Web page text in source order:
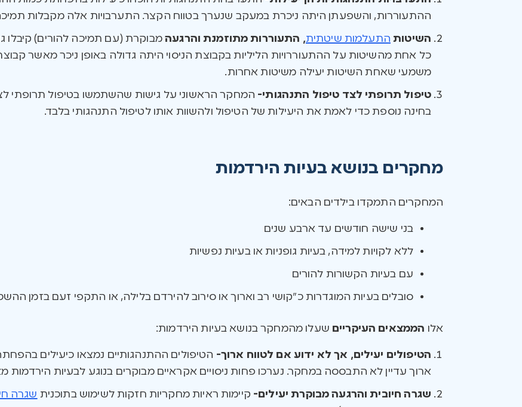
ההתעוררות, והשפעתן היתה ניכרת במעקב שנערך בטווח הקצר. התערבויות אלה מקבלות תמיכה
השיטות התעלמות שיטתית, התעוררות מתוזמנת והרגעהמבוקרת (עם תמיכה להורים)
כל אחת מהשיטות על ההתעוררויות הליליות בקבוצת הניסוי היתה גדולה באופן ניכר מאשר
משמעי שאחת השיטות יעילה משיטות אחרות.
טיפול תרופתי לצד טיפול התנהגותי- המחקר הראשוני על גישות שהשתמשו בטיפול תרופתי
בחינה נוספת כדי לאמת את היעילות של הטיפול ולהשוות אותו לטיפול התנהגותי בלבד.
מחקרים בנושא בעיות הירדמות
המחקרים התמקדו בילדים הבאים:
בני שישה חודשים עד ארבע שנים
ללא לקויות למידה, בעיות גופניות או בעיות נפשיות
עם בעיות הקשורות להורים
סובלים בעיות המוגדרות כ”קושי רב וארוך או סירוב להירדם בלילה, או התקפי זעם בזמן
אלו הממצאים העיקריים שעלו מהמחקר בנושא בעיות הירדמות:
הטיפולים יעילים, אך לא ידוע אם לטווח ארוך- הטיפולים ההתנהגותיים נמצאו כיעילים
ארוך עדיין לא התבססה במחקר. נערכו פחות ניסויים אקראיים מבוקרים בנוגע לבעיות הירדמות
שגרה חיובית והרגעה מבוקרת יעילים- קיימות ראיות מחקריות חזקות לשימוש בתוכנית שגרה